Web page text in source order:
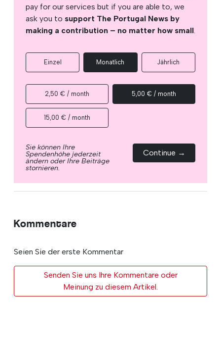
pay for our services but if you are able to, we
ask you to support The Portugal News by
making a contribution – no matter how small.
Einzel Monatlich Jährlich
2,50 € / month 5,00 € / month
15,00 € / month
Sie können Ihre
Spendenhöhe jederzeit
ändern oder Ihre Beiträge
stornieren.
Continue →
Kommentare
Seien Sie der erste Kommentar
Senden Sie uns Ihre Kommentare oder
Meinung zu diesem Artikel.